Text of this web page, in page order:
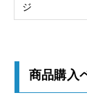
ジ
商品購入